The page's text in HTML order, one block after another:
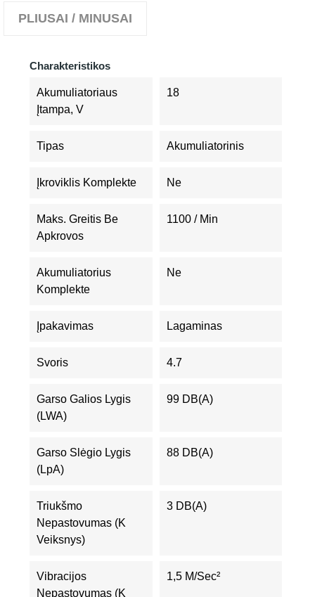
PLIUSAI / MINUSAI
Charakteristikos
Akumuliatoriaus
Įtampa, V
18
Tipas Akumuliatorinis
Įkroviklis Komplekte Ne
Maks. Greitis Be
Apkrovos
1100 / Min
Akumuliatorius
Komplekte
Ne
Įpakavimas Lagaminas
Svoris 4.7
Garso Galios Lygis
(LWA)
99 DB(A)
Garso Slėgio Lygis
(LpA)
88 DB(A)
Triukšmo
Nepastovumas (K
Veiksnys)
3 DB(A)
Vibracijos
Nepastovumas (K
1,5 M/sec²